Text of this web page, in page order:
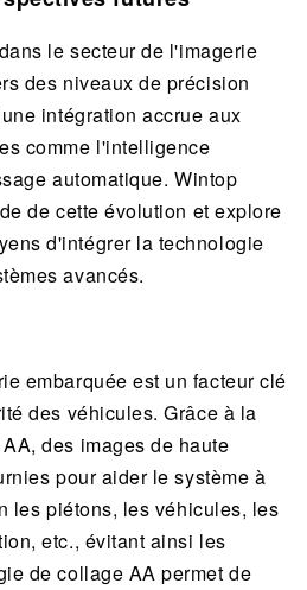
le secteur de l'imagerie
des niveaux de précision
intégration accrue aux
comme l'intelligence
automatique. Wintop
de cette évolution et explore
d'intégrer la technologie
avancés.
embarquée est un facteur clé
des véhicules. Grâce à la
des images de haute
pour aider le système à
les piétons, les véhicules, les
etc., évitant ainsi les
de collage AA permet de